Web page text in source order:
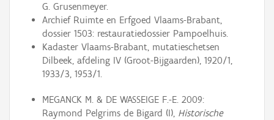
G. Grusenmeyer.
Archief Ruimte en Erfgoed Vlaams-Brabant,
dossier 1503: restauratiedossier Pampoelhuis.
Kadaster Vlaams-Brabant, mutatieschetsen
Dilbeek, afdeling IV (Groot-Bijgaarden), 1920/1,
1933/3, 1953/1.
MEGANCK M. & DE WASSEIGE F.-E. 2009:
Raymond Pelgrims de Bigard (I), Historische